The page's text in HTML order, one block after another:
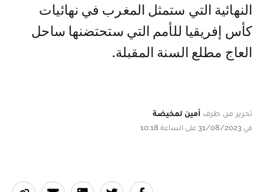
النهائية التي ستمثل المغرب في نهائيات
كأس إفريقيا للأمم التي ستحتضنها ساحل
العاج مطلع السنة المقبلة.
تحرير من طرف أمين لمخيضة
في 31/08/2023 على الساعة 10:18